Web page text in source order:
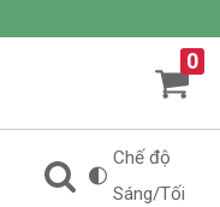
0
Chế độ
Sáng/Tối